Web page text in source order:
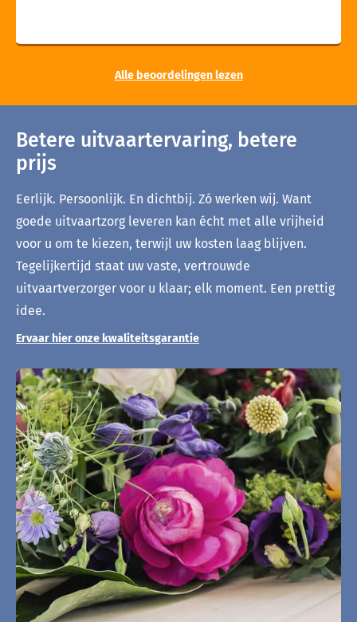
Alle beoordelingen lezen
Betere uitvaartervaring, betere
prijs
Eerlijk. Persoonlijk. En dichtbij. Zó werken wij. Want
goede uitvaartzorg leveren kan écht met alle vrijheid
voor u om te kiezen, terwijl uw kosten laag blijven.
Tegelijkertijd staat uw vaste, vertrouwde
uitvaartverzorger voor u klaar; elk moment. Een prettig
idee.
Ervaar hier onze kwaliteitsgarantie